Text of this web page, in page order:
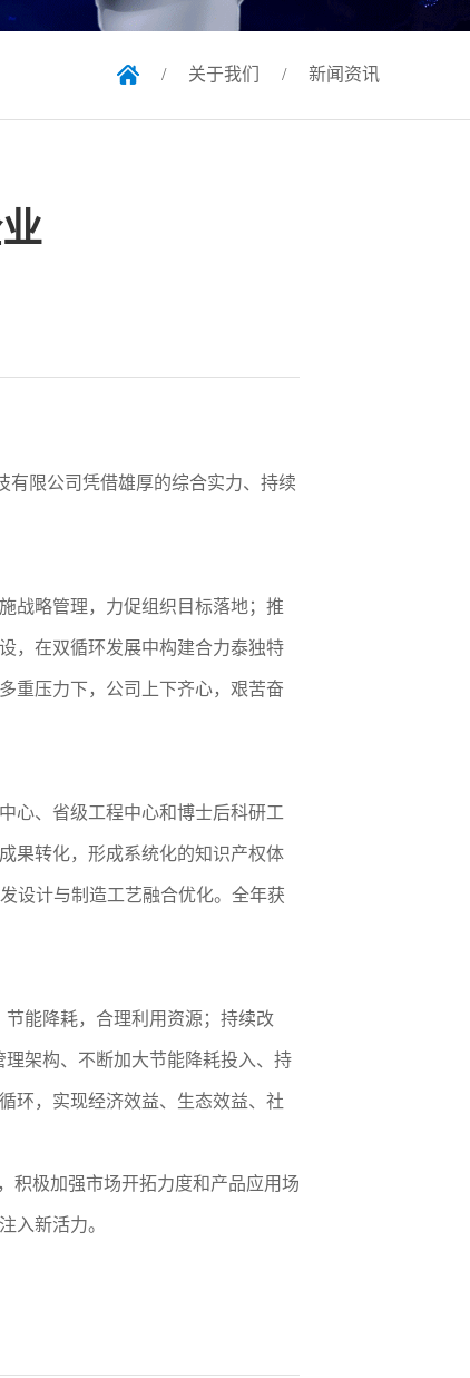
/ 关于我们 / 新闻资讯
有限公司凭借雄厚的综合实力、持续
战略管理，力促组织目标落地；推
，在双循环发展中构建合力泰独特
重压力下，公司上下齐心，艰苦奋
心、省级工程中心和博士后科研工
果转化，形成系统化的知识产权体
设计与制造工艺融合优化。全年获
能降耗，合理利用资源；持续改
架构、不断加大节能降耗投入、持
环，实现经济效益、生态效益、社
积极加强市场开拓力度和产品应用场
入新活力。